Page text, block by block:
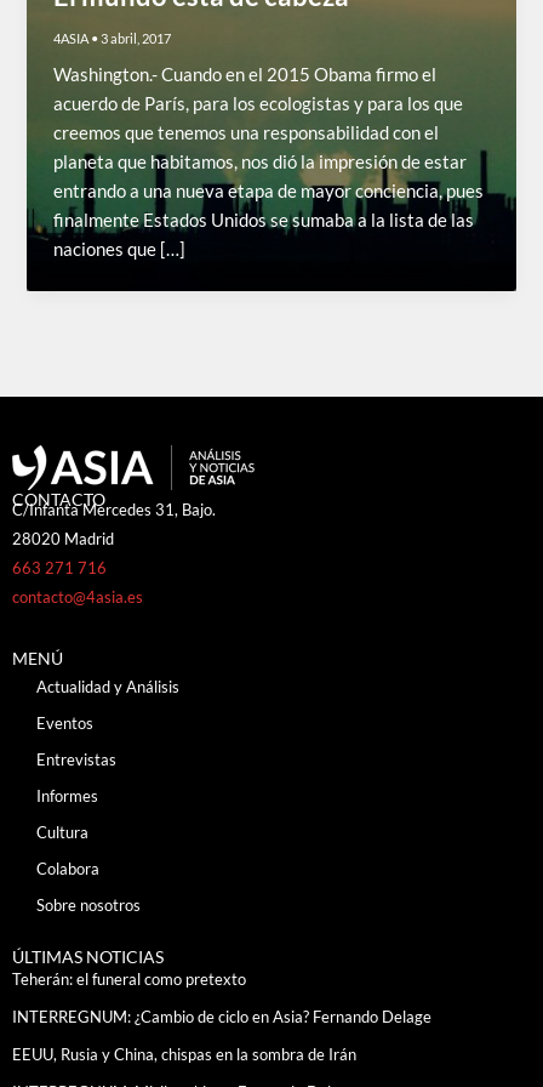
4ASIA •3 abril, 2017
Washington.- Cuando en el 2015 Obama firmo el
acuerdo de París, para los ecologistas y para los que
creemos que tenemos una responsabilidad con el
planeta que habitamos, nos dió la impresión de estar
entrando a una nueva etapa de mayor conciencia, pues
finalmente Estados Unidos se sumaba a la lista de las
naciones que […]
CONTACTO
C/Infanta Mercedes 31, Bajo.
28020 Madrid
663 271 716
contacto@4asia.es
MENÚ
Actualidad y Análisis
Eventos
Entrevistas
Informes
Cultura
Colabora
Sobre nosotros
ÚLTIMAS NOTICIAS
Teherán: el funeral como pretexto
INTERREGNUM: ¿Cambio de ciclo en Asia? Fernando Delage
EEUU, Rusia y China, chispas en la sombra de Irán